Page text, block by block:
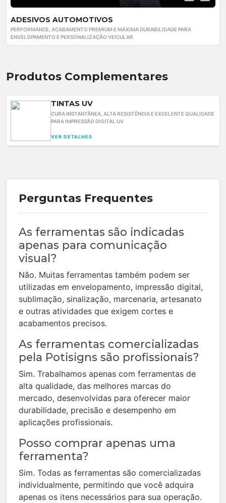
ADESIVOS AUTOMOTIVOS
PERFORMANCE, ACABAMENTO PREMIUM E MÁXIMA DURABILIDADE PARA
ENVELOPAMENTO E PERSONALIZAÇÃO VEICULAR
Produtos Complementares
TINTAS UV
CURA INSTANTÂNEA, ALTA RESISTÊNCIA E EXCELENTE QUALIDADE
PARA IMPRESSÃO DIGITAL UV
VER DETALHES
Perguntas Frequentes
As ferramentas são indicadas
apenas para comunicação
visual?
Não. Muitas ferramentas também podem ser
utilizadas em envelopamento, impressão digital,
sublimação, sinalização, marcenaria, artesanato
e outras atividades que exigem cortes e
acabamentos precisos.
As ferramentas comercializadas
pela Potisigns são profissionais?
Sim. Trabalhamos apenas com ferramentas de
alta qualidade, das melhores marcas do
mercado, desenvolvidas para oferecer maior
durabilidade, precisão e desempenho em
aplicações profissionais.
Posso comprar apenas uma
ferramenta?
Sim. Todas as ferramentas são comercializadas
individualmente, permitindo que você adquira
apenas os itens necessários para sua operação.